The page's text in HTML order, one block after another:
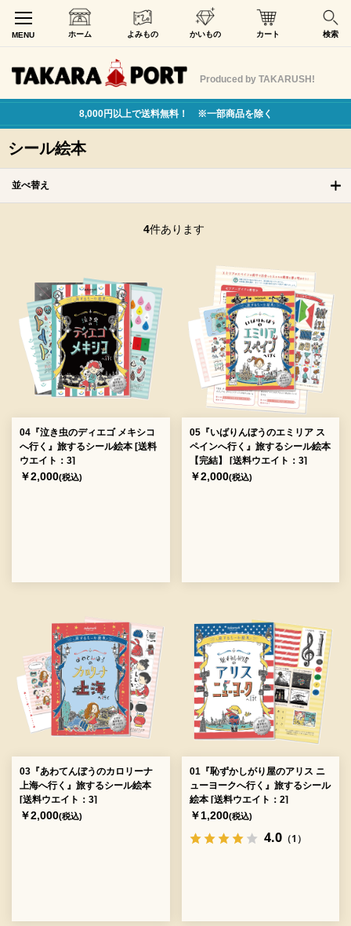
MENU ホーム よみもの かいもの カート 検索
Produced by TAKARUSH!
8,000円以上で送料無料！ ※一部商品を除く
シール絵本
並べ替え
4件あります
04『泣き虫のディエゴ メキシコ
へ行く』旅するシール絵本 [送料
ウエイト：3]
￥2,000(税込)
05『いばりんぼうのエミリア ス
ペインへ行く』旅するシール絵本
【完結】 [送料ウエイト：3]
￥2,000(税込)
03『あわてんぼうのカロリーナ
上海へ行く』旅するシール絵本
[送料ウエイト：3]
￥2,000(税込)
01『恥ずかしがり屋のアリス ニ
ューヨークへ行く』旅するシール
絵本 [送料ウエイト：2]
￥1,200(税込)
4.0（1）